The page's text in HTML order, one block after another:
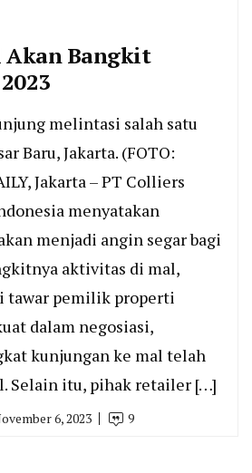
Akan Bangkit
melintasi salah satu
Baru, Jakarta. (FOTO:
Jakarta – PT Colliers
menyatakan
menjadi angin segar bagi
aktivitas di mal,
tawar pemilik properti
dalam negosiasi,
kunjungan ke mal telah
Selain itu, pihak retailer […]
6, 2023 9